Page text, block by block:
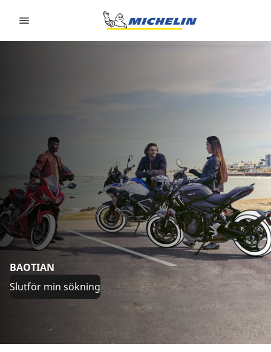
BAOTIAN
Slutför min sökning